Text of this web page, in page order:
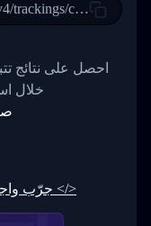
Facility
03-06 15:28:00",
"Shipment
trackings/create
احصل على نتائج
خلال
جرّب واجهة برمجة التطبيقات في الوقت الفعلي </>